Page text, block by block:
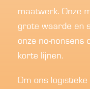
maatwerk. Onze
grote waarde en
onze no-nonsens
korte lijnen.
Om ons